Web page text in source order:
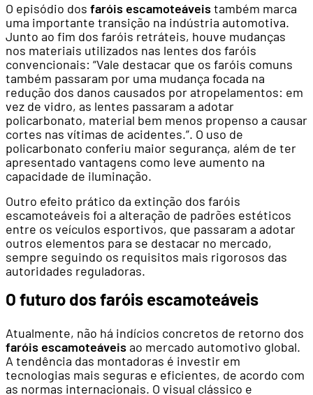
O episódio dos faróis escamoteáveistambém marca
uma importante transição na indústria automotiva.
Junto ao fim dos faróis retráteis, houve mudanças
nos materiais utilizados nas lentes dos faróis
convencionais: “Vale destacar que os faróis comuns
também passaram por uma mudança focada na
redução dos danos causados por atropelamentos: em
vez de vidro, as lentes passaram a adotar
policarbonato, material bem menos propenso a causar
cortes nas vítimas de acidentes.”. O uso de
policarbonato conferiu maior segurança, além de ter
apresentado vantagens como leve aumento na
capacidade de iluminação.
Outro efeito prático da extinção dos faróis
escamoteáveis foi a alteração de padrões estéticos
entre os veículos esportivos, que passaram a adotar
outros elementos para se destacar no mercado,
sempre seguindo os requisitos mais rigorosos das
autoridades reguladoras.
O futuro dos faróis escamoteáveis
Atualmente, não há indícios concretos de retorno dos
faróis escamoteáveisao mercado automotivo global.
A tendência das montadoras é investir em
tecnologias mais seguras e eficientes, de acordo com
as normas internacionais. O visual clássico e